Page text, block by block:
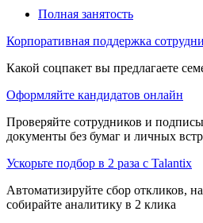
Полная занятость
Корпоративная поддержка
Какой соцпакет вы предлагаете
Оформляйте кандидатов онлайн
Проверяйте сотрудников и
документы без бумаг и личных
Ускорьте подбор в 2 раза с Talantix
Автоматизируйте сбор откликов,
собирайте аналитику в 2 клика